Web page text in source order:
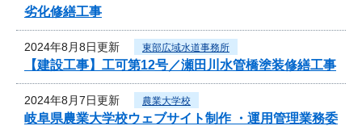
劣化修繕工事
2024年8月8日更新 東部広域水道事務所
【建設工事】工可第12号／瀬田川水管橋塗装修繕工事
2024年8月7日更新 農業大学校
岐阜県農業大学校ウェブサイト制作 ・運用管理業務委